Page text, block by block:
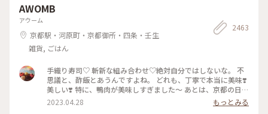
AWOMB
アウーム
京都駅・河原町・京都御所・四条・壬生
雑貨, ごはん
2463
手織り寿司♡ 斬新な組み合わせ♡絶対自分ではしないな。 不
思議と、酢飯とあうんですよね。 どれも、丁寧で本当に美味❣️
美しい❣️ 特に、鴨肉が美味しすぎました〜 あとは、京都の日本
酒🍶♡ 素敵時間でした〜 #わたしのことりっぷ旅 #AWOMB #
京都 #烏丸本店 #手織り寿司
2023.04.28
もっとみる